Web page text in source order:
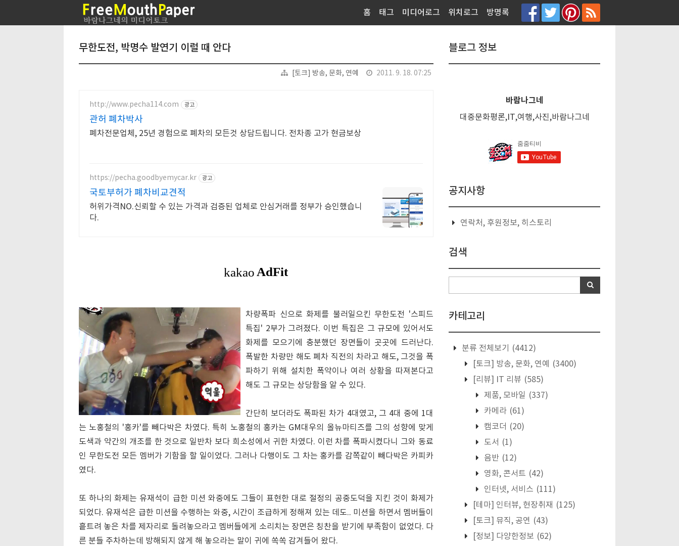
홈 태그 미디어로그 위치로그 방명록
무한도전, 박명수 발연기 이럴 때 안다
[토크] 방송, 문화, 연예 2011. 9. 18. 07:25
http://www.pecha114.com 광고
관허 폐차박사
폐차전문업체, 25년 경험으로 폐차의 모든것 상담드립니다. 전차종 고가 현금보상
https://pecha.goodbyemycar.kr 광고
국토부허가 폐차비교견적
허위가격NO.신뢰할 수 있는 가격과 검증된 업체로 안심거래를 정부가 승인했습니
다.
차량폭파 신으로 화제를 불러일으킨 무한도전 '스피드
특집' 2부가 그려졌다. 이번 특집은 그 규모에 있어서도
화제를 모으기에 충분했던 장면들이 곳곳에 드러난다.
폭발한 차량만 해도 폐차 직전의 차라고 해도, 그것을 폭
파하기 위해 설치한 폭약이나 여러 상황을 따져본다고
해도 그 규모는 상당함을 알 수 있다.
간단히 보더라도 폭파된 차가 4대였고, 그 4대 중에 1대
는 노홍철의 '홍카'를 빼다박은 차였다. 특히 노홍철의 홍카는 GM대우의 올뉴마티즈를 그의 성향에 맞게
도색과 약간의 개조를 한 것으로 일반차 보다 희소성에서 귀한 차였다. 이런 차를 폭파시켰다니 그와 동료
인 무한도전 모든 멤버가 기함을 할 일이었다. 그러나 다행이도 그 차는 홍카를 감쪽같이 빼다박은 카피카
였다.
또 하나의 화제는 유재석이 급한 미션 와중에도 그들이 표현한 대로 절정의 공중도덕을 지킨 것이 화제가
되었다. 유재석은 급한 미션을 수행하는 와중, 시간이 조급하게 정해져 있는 데도.. 미션을 하면서 멤버들이
흩트려 놓은 차를 제자리로 돌려놓으라고 멤버들에게 소리치는 장면은 칭찬을 받기에 부족함이 없었다. 다
른 분들 주차하는데 방해되지 않게 해 놓으라는 말이 귀에 쏙쏙 감겨들어 왔다.
블로그 정보
바람나그네
대중문화평론,IT,여행,사진,바람나그네
공지사항
연락처, 후원정보, 히스토리
검색
카테고리
분류 전체보기
(4412)
[토크] 방송, 문화, 연예
(3400)
[리뷰] IT 리뷰 (585)
제품, 모바일 (337)
카메라 (61)
캠코더 (20)
도서 (1)
음반 (12)
영화, 콘서트 (42)
인터넷, 서비스 (111)
[테마] 인터뷰, 현장취재 (125)
[토크] 뮤직, 공연 (43)
[정보] 다양한정보 (62)